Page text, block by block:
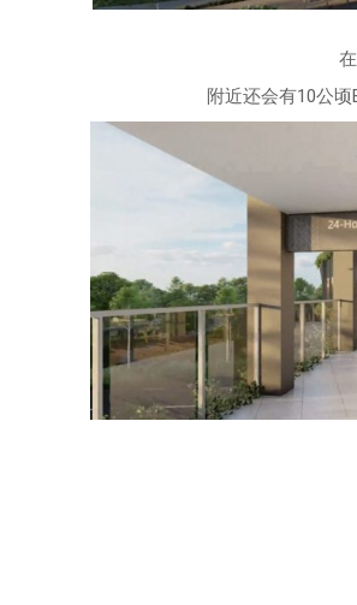
附近还会有10公